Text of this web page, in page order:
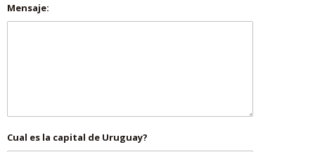
Mensaje:
Cual es la capital de Uruguay?